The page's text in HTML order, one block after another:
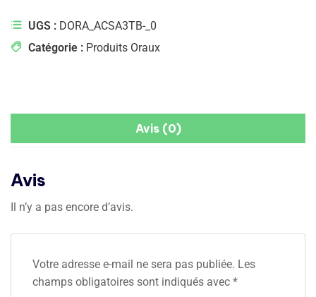
UGS : DORA_ACSA3TB-_0
Catégorie : Produits Oraux
Avis (0)
Avis
Il n’y a pas encore d’avis.
Votre adresse e-mail ne sera pas publiée. Les
champs obligatoires sont indiqués avec *